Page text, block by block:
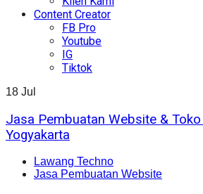
Content Creator
FB Pro
Youtube
IG
Tiktok
18 Jul
Jasa Pembuatan Website &
Yogyakarta
Lawang Techno
Jasa Pembuatan Website